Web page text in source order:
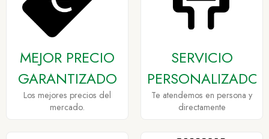
MEJOR PRECIO
GARANTIZADO
Los mejores precios del
mercado.
SERVICIO
PERSONALIZADO
Te atendemos en persona y
directamente